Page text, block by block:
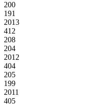
200
191
2013
412
208
204
2012
404
205
199
2011
405